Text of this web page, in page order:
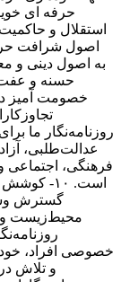
استقلال و
به اصول دینی و
حسنه و عفت
خصومت آمیز
روزنامه‌نگار ما
عدالت‌طلبی،
فرهنگی، اجتماعی
است. ۱۰-
گسترش
محیط‌زیست و
خصوصی افراد،
و تلاش